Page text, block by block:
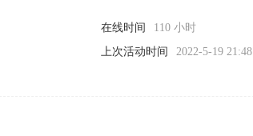
在线时间
110 小时
上次活动时间
2022-5-19 21:48